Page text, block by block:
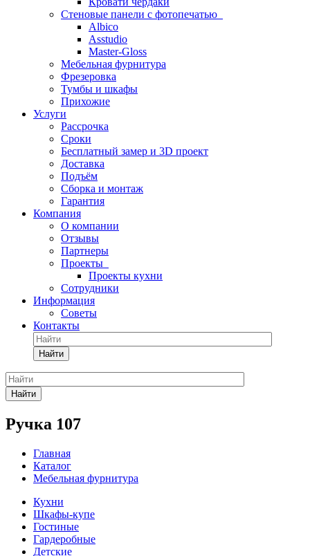
Стеновые панели с фотопечатью
Albico
Asstudio
Master-Gloss
Мебельная фурнитура
Фрезеровка
Тумбы и шкафы
Прихожие
Услуги
Рассрочка
Сроки
Бесплатный замер и 3D проект
Доставка
Подъём
Сборка и монтаж
Гарантия
Компания
О компании
Отзывы
Партнеры
Проекты
Проекты кухни
Сотрудники
Информация
Советы
Контакты
Найти
Найти
Ручка 107
Главная
Каталог
Мебельная фурнитура
Кухни
Шкафы-купе
Гостиные
Гардеробные
Детские